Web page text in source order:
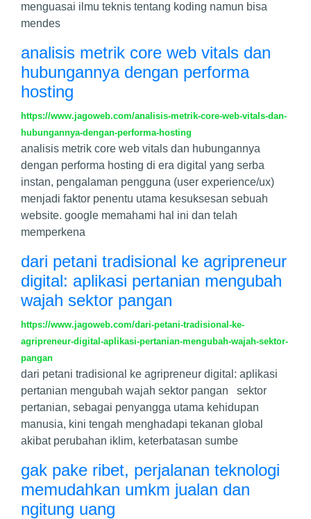
menguasai ilmu teknis tentang koding namun bisa
mendes
analisis metrik core web vitals dan
hubungannya dengan performa
hosting
https://www.jagoweb.com/analisis-metrik-core-web-vitals-dan-
hubungannya-dengan-performa-hosting
analisis metrik core web vitals dan hubungannya
dengan performa hosting di era digital yang serba
instan, pengalaman pengguna (user experience/ux)
menjadi faktor penentu utama kesuksesan sebuah
website. google memahami hal ini dan telah
memperkena
dari petani tradisional ke agripreneur
digital: aplikasi pertanian mengubah
wajah sektor pangan
https://www.jagoweb.com/dari-petani-tradisional-ke-
agripreneur-digital-aplikasi-pertanian-mengubah-wajah-sektor-
pangan
dari petani tradisional ke agripreneur digital: aplikasi
pertanian mengubah wajah sektor pangan sektor
pertanian, sebagai penyangga utama kehidupan
manusia, kini tengah menghadapi tekanan global
akibat perubahan iklim, keterbatasan sumbe
gak pake ribet, perjalanan teknologi
memudahkan umkm jualan dan
ngitung uang